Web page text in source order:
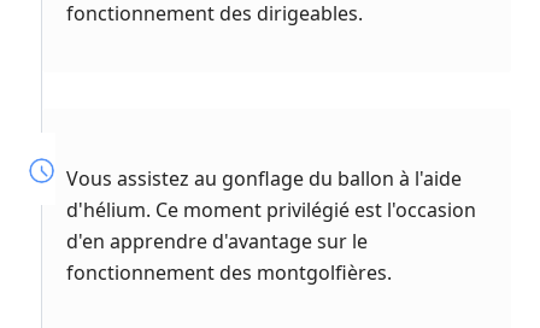
fonctionnement des dirigeables.
Vous assistez au gonflage du ballon à l'aide
d'hélium. Ce moment privilégié est l'occasion
d'en apprendre d'avantage sur le
fonctionnement des montgolfières.